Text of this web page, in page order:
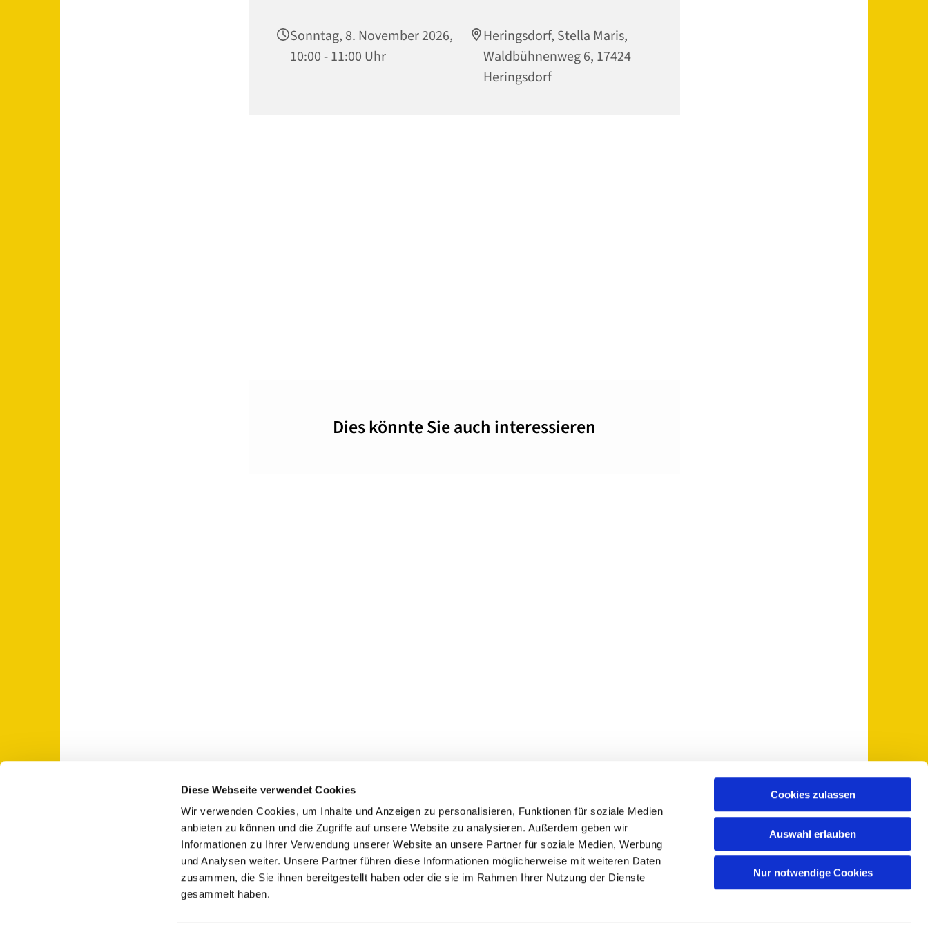
Diese Webseite verwendet Cookies
Wir verwenden Cookies, um Inhalte und Anzeigen zu personalisieren, Funktionen für soziale Medien
anbieten zu können und die Zugriffe auf unsere Website zu analysieren. Außerdem geben wir
Informationen zu Ihrer Verwendung unserer Website an unsere Partner für soziale Medien, Werbung
und Analysen weiter. Unsere Partner führen diese Informationen möglicherweise mit weiteren Daten
zusammen, die Sie ihnen bereitgestellt haben oder die sie im Rahmen Ihrer Nutzung der Dienste
gesammelt haben.
Cookies zulassen
Auswahl erlauben
Nur notwendige Cookies
Sonntag, 8. November 2026,
10:00 - 11:00 Uhr
Heringsdorf, Stella Maris,
Waldbühnenweg 6, 17424
Heringsdorf
Dies könnte Sie auch interessieren
St. Otto: Katholische Kirche Usedom-Anklam-Greifswald · Bahnhofstr. 15, 17489 Greifswald+49 3834 5735-0
pfarramt@sankt-otto.de
Kontaktinformationen
Impressum
Hinweisgebersystem